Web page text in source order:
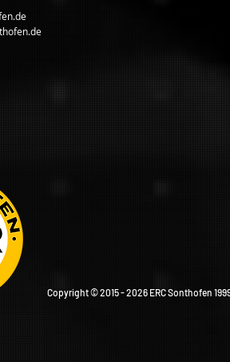
Copyright © 2015 - 2026 ERC Sonthofen